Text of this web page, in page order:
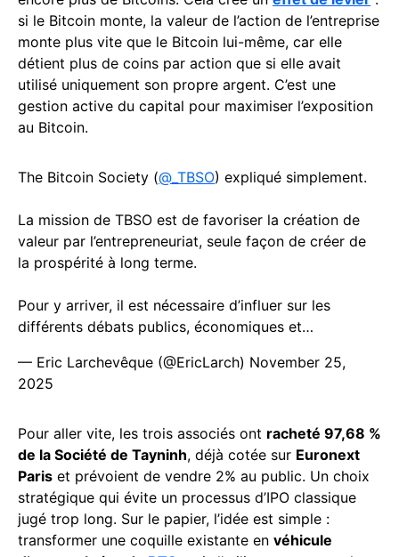
si le Bitcoin monte, la valeur de l’action de l’entreprise
monte plus vite que le Bitcoin lui-même, car elle
détient plus de coins par action que si elle avait
utilisé uniquement son propre argent. C’est une
gestion active du capital pour maximiser l’exposition
au Bitcoin.
The Bitcoin Society (@_TBSO) expliqué simplement.
La mission de TBSO est de favoriser la création de
valeur par l’entrepreneuriat, seule façon de créer de
la prospérité à long terme.
Pour y arriver, il est nécessaire d’influer sur les
différents débats publics, économiques et…
— Eric Larchevêque (@EricLarch) November 25,
2025
Pour aller vite, les trois associés ont racheté 97,68 %
de la Société de Tayninh, déjà cotée sur Euronext
Paris et prévoient de vendre 2% au public. Un choix
stratégique qui évite un processus d’IPO classique
jugé trop long. Sur le papier, l’idée est simple :
transformer une coquille existante en véhicule